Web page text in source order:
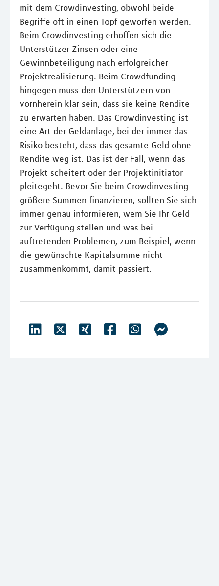
mit dem Crowdinvesting, obwohl beide
Begriffe oft in einen Topf geworfen werden.
Beim Crowdinvesting erhoffen sich die
Unterstützer Zinsen oder eine
Gewinnbeteiligung nach erfolgreicher
Projektrealisierung. Beim Crowdfunding
hingegen muss den Unterstützern von
vornherein klar sein, dass sie keine Rendite
zu erwarten haben. Das Crowdinvesting ist
eine Art der Geldanlage, bei der immer das
Risiko besteht, dass das gesamte Geld ohne
Rendite weg ist. Das ist der Fall, wenn das
Projekt scheitert oder der Projektinitiator
pleitegeht. Bevor Sie beim Crowdinvesting
größere Summen finanzieren, sollten Sie sich
immer genau informieren, wem Sie Ihr Geld
zur Verfügung stellen und was bei
auftretenden Problemen, zum Beispiel, wenn
die gewünschte Kapitalsumme nicht
zusammenkommt, damit passiert.